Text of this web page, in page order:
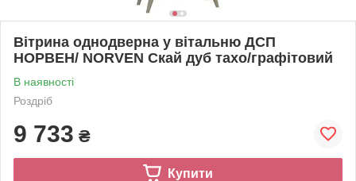
Вітрина однодверна у вітальню ДСП
НОРВЕН/ NORVEN Скай дуб тахо/графітовий
В наявності
Роздріб
9 733 ₴
Купити